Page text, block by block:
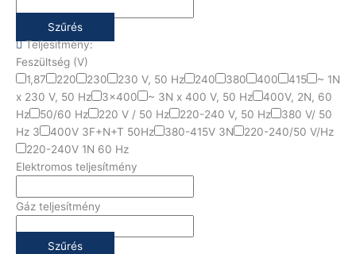
Szűrés
Teljesítmény:
Feszültség (V)
1,87
220 230 230 V, 50 Hz 240 380 400 415
~ 1N
x 230 V, 50 Hz
3x400 ~ 3N x 400 V, 50 Hz
400V, 2N, 60
Hz
50/60 Hz 220 V / 50 Hz 220-240 V, 50 Hz
380 V/ 50
Hz 3
400V 3F+N+T 50Hz 380-415V 3N
220-240/50 V/Hz
220-240V 1N 60 Hz
Elektromos teljesítmény
Gáz teljesítmény
Szűrés